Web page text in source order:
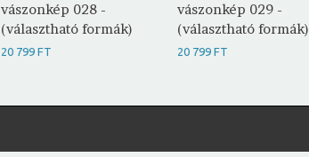
vászonkép 028 -
(választható formák)
20 799 FT
vászonkép 029 -
(választható formák)
20 799 FT